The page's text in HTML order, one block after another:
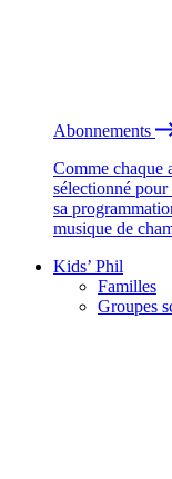
Abonnements
Comme chaque
sélectionné
sa
musique de
Kids’ Phil
Familles
Groupes